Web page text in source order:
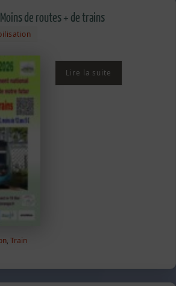
de routes + de trains
Lire la suite
,Train